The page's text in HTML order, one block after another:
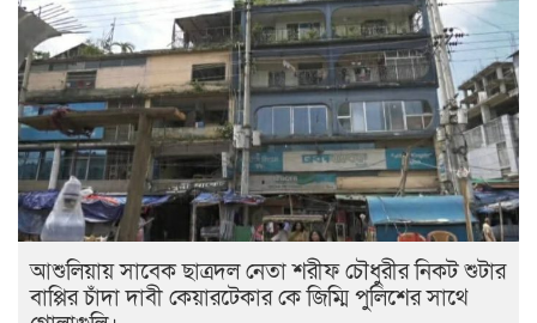
আশুলিয়ায় সাবেক ছাত্রদল নেতা শরীফ চৌধুরীর নিকট শুটার
বাপ্পির চাঁদা দাবী কেয়ারটেকার কে জিম্মি পুলিশের সাথে